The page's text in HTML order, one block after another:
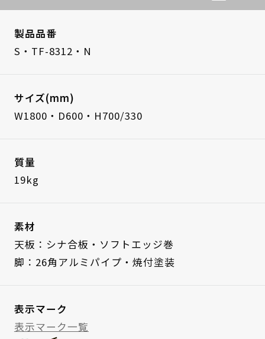
製品品番
S・TF-8312・N
サイズ(mm)
W1800・D600・H700/330
質量
19kg
素材
天板：シナ合板・ソフトエッジ巻
脚：26角アルミパイプ・焼付塗装
表示マーク
表示マーク一覧